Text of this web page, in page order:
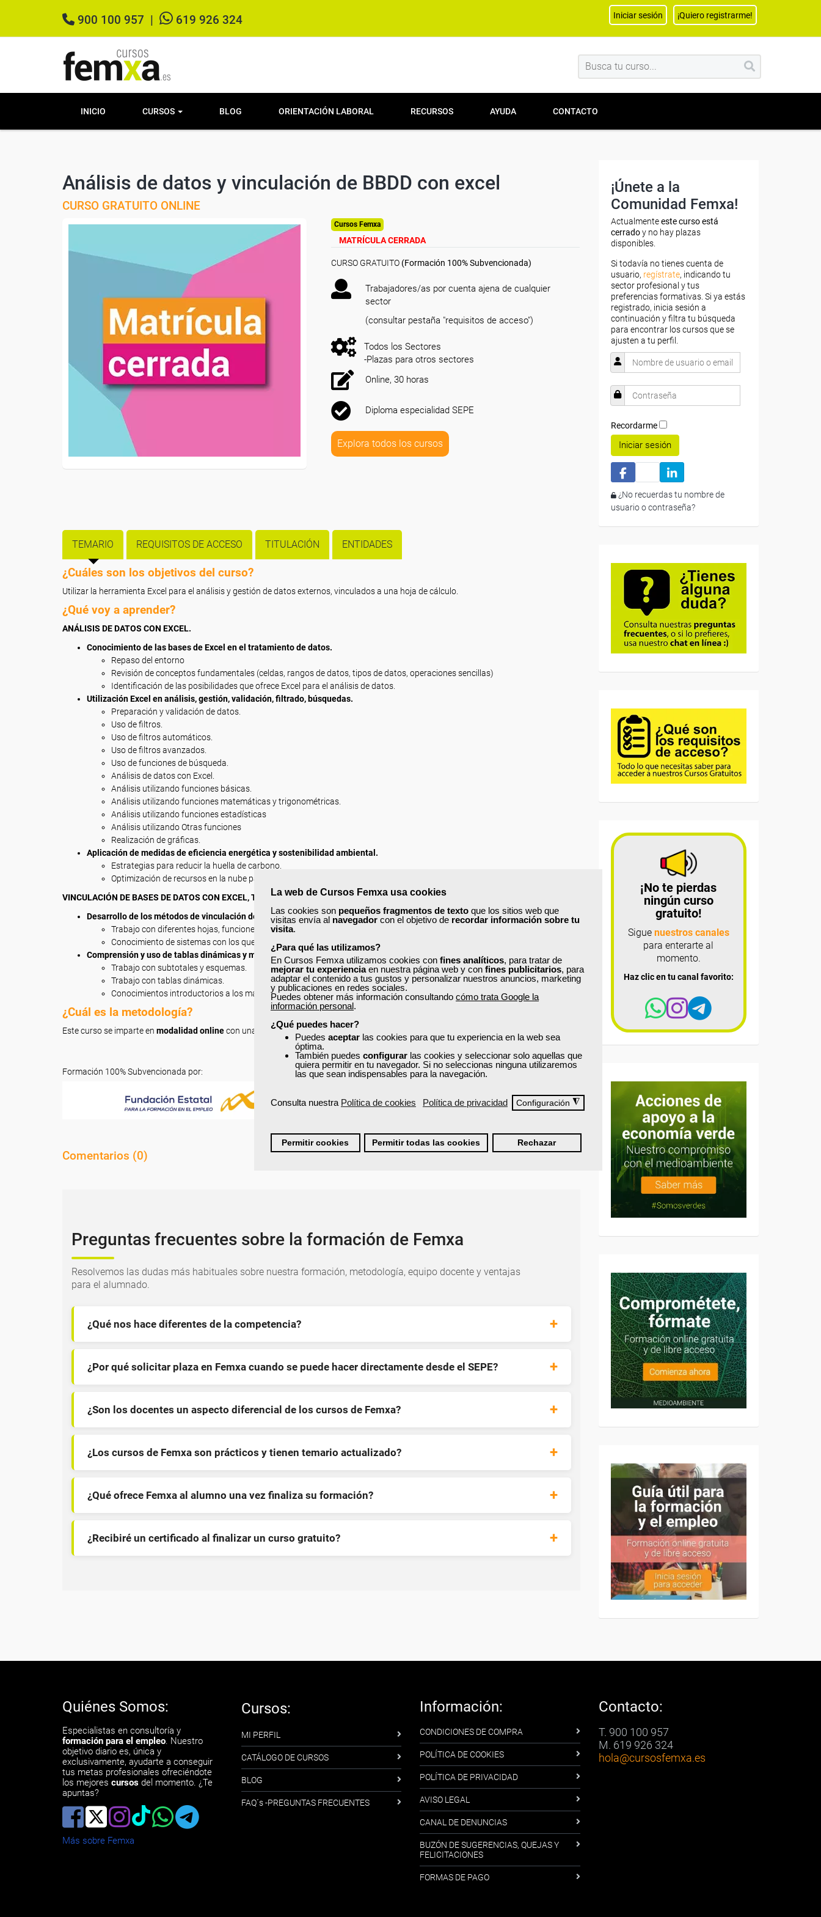
La web de Cursos Femxa usa cookies
Las cookies son pequeños fragmentos de texto que los sitios web que
visitas envía al navegador con el objetivo de recordar información sobre tu
visita.
¿Para qué las utilizamos?
En Cursos Femxa utilizamos cookies con fines analíticos, para tratar de
mejorar tu experienciaen nuestra página web y con fines publicitarios, para
adaptar el contenido a tus gustos y personalizar nuestros anuncios, marketing
y publicaciones en redes sociales.
Puedes obtener más información consultando cómo trata Google la
información personal.
¿Qué puedes hacer?
Puedes aceptar las cookies para que tu experiencia en la web sea
óptima.
También puedes configurar las cookies y seleccionar solo aquellas que
quiera permitir en tu navegador. Si no seleccionas ninguna utilizaremos
las que sean indispensables para la navegación.
Consulta nuestra Política de cookies Política de privacidad Configuración ◮
Permitir cookies Permitir todas las cookies Rechazar
900 100 957 619 926 324 Iniciar sesión ¡Quiero registrarme!
INICIO CURSOS BLOG ORIENTACIÓN LABORAL RECURSOS AYUDA CONTACTO
Análisis de datos y vinculación de BBDD con excel
CURSO GRATUITO ONLINE
Cursos Femxa
MATRÍCULA CERRADA
CURSO GRATUITO (Formación 100% Subvencionada)
Trabajadores/as por cuenta ajena de cualquier
sector
(consultar pestaña "requisitos de acceso")
Todos los Sectores
-Plazas para otros sectores
Online, 30 horas
Diploma especialidad SEPE
Explora todos los cursos
TEMARIO REQUISITOS DE ACCESO TITULACIÓN ENTIDADES
¿Cuáles son los objetivos del curso?
Utilizar la herramienta Excel para el análisis y gestión de datos externos, vinculados a una hoja de cálculo.
¿Qué voy a aprender?
ANÁLISIS DE DATOS CON EXCEL.
Conocimiento de las bases de Excel en el tratamiento de datos.
Repaso del entorno
Revisión de conceptos fundamentales (celdas, rangos de datos, tipos de datos, operaciones sencillas)
Identificación de las posibilidades que ofrece Excel para el análisis de datos.
Utilización Excel en análisis, gestión, validación, filtrado, búsquedas.
Preparación y validación de datos.
Uso de filtros.
Uso de filtros automáticos.
Uso de filtros avanzados.
Uso de funciones de búsqueda.
Análisis de datos con Excel.
Análisis utilizando funciones básicas.
Análisis utilizando funciones matemáticas y trigonométricas.
Análisis utilizando funciones estadísticas
Análisis utilizando Otras funciones
Realización de gráficas.
Aplicación de medidas de eficiencia energética y sostenibilidad ambiental.
Estrategias para reducir la huella de carbono.
Optimización de recursos en la nube para reducir el consumo energético.
VINCULACIÓN DE BASES DE DATOS CON EXCEL, TABLAS DINÁMICAS Y MACROS.
Desarrollo de los métodos de vinculación de hojas de cálculo con datos externas.
Trabajo con diferentes hojas, funciones tridimensionales.
Conocimiento de sistemas con los que vincular una bbdd con la hoja de cálculo, datos externos.
Comprensión y uso de tablas dinámicas y macros
.
Trabajo con subtotales y esquemas.
Trabajo con tablas dinámicas.
Conocimientos introductorios a los macros.
¿Cuál es la metodología?
Este curso se imparte en modalidad onlinecon una duración de30 horas.
Formación 100% Subvencionada por:
Comentarios (0)
Preguntas frecuentes sobre la formación de Femxa
Resolvemos las dudas más habituales sobre nuestra formación, metodología, equipo docente y ventajas
para el alumnado.
¿Qué nos hace diferentes de la competencia?
¿Por qué solicitar plaza en Femxa cuando se puede hacer directamente desde el SEPE?
¿Son los docentes un aspecto diferencial de los cursos de Femxa?
¿Los cursos de Femxa son prácticos y tienen temario actualizado?
¿Qué ofrece Femxa al alumno una vez finaliza su formación?
¿Recibiré un certificado al finalizar un curso gratuito?
¡Únete a la
Comunidad Femxa!
Actualmenteeste curso está
cerradoy no hay plazas
disponibles.
Si todavía no tienes cuenta de
usuario, regístrate, indicando tu
sector profesional y tus
preferencias formativas. Si ya estás
registrado, inicia sesión a
continuación y filtra tu búsqueda
para encontrar los cursos que se
ajusten a tu perfil.
Recordarme
Iniciar sesión
¿No recuerdas tu nombre de
usuario o contraseña?
¡No te pierdas
ningún curso
gratuito!
Sigue nuestros canales
para enterarte al
momento.
Haz clic en tu canal favorito:
Quiénes Somos:
Especialistas en consultoría y
formación para el empleo. Nuestro
objetivo diario es, única y
exclusivamente, ayudarte a conseguir
tus metas profesionales ofreciéndote
los mejores cursos del momento. ¿Te
apuntas?
Más sobre Femxa
Cursos:
MI PERFIL
CATÁLOGO DE CURSOS
BLOG
FAQ´s -PREGUNTAS FRECUENTES
Información:
CONDICIONES DE COMPRA
POLÍTICA DE COOKIES
POLÍTICA DE PRIVACIDAD
AVISO LEGAL
CANAL DE DENUNCIAS
BUZÓN DE SUGERENCIAS, QUEJAS Y
FELICITACIONES
FORMAS DE PAGO
Contacto:
T. 900 100 957
M. 619 926 324
hola@cursosfemxa.es